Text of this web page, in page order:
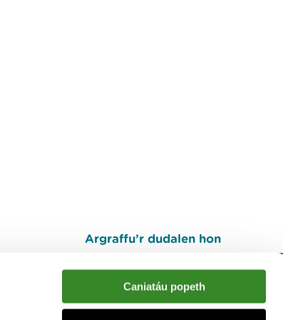
Caniatáu popeth
Argraffu’r dudalen hon
I fyny